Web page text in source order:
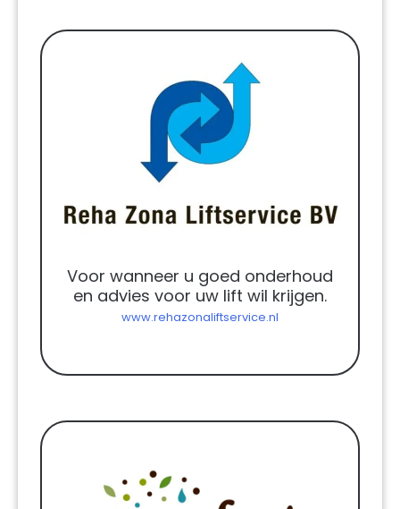
Voor wanneer u goed onderhoud
en advies voor uw lift wil krijgen.
www.rehazonaliftservice.nl